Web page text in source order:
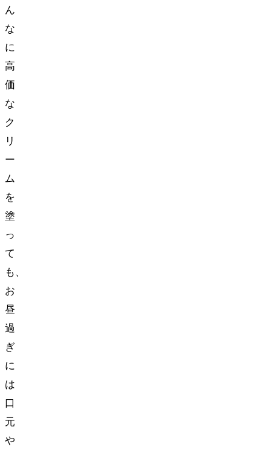
ん
な
に
高
価
な
ク
リ
ー
ム
を
塗
っ
て
も、
お
昼
過
ぎ
に
は
口
元
や